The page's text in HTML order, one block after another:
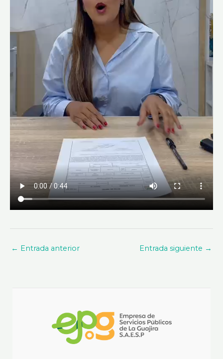
← Entrada anterior Entrada siguiente →